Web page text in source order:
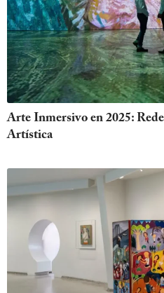
Arte Inmersivo en 2025:
Artística